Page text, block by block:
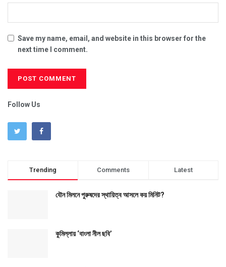
Save my name, email, and website in this browser for the
next time I comment.
Follow Us
Trending Comments Latest
যৌন মিলনে পুরুষদের স্থায়িত্ব আসলে কয় মিনিট?
কুমিল্লায় ‘বাংলা নীল ছবি’